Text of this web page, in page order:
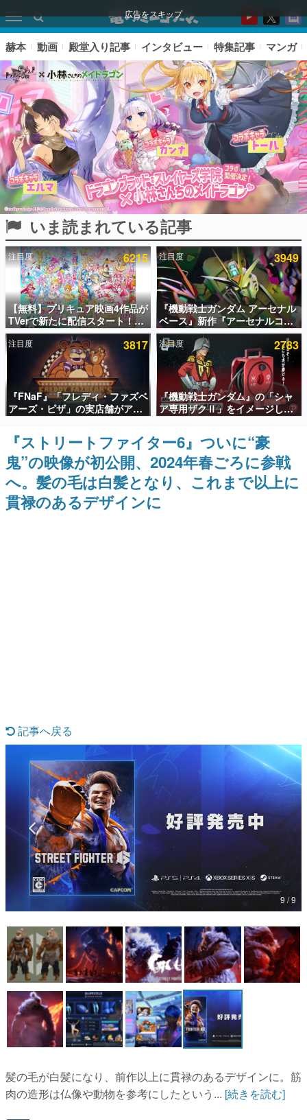
広告をスキップ
ピックアップ
電ファミのいま読まれている記事ランキング
アプリセール情報
インタビュー
連載・特集一覧
殿堂入り記事
SNS拡散数が数千以上！ ページビュー数万以上！ などな
ど。多くの人々に読まれた、電ファミ渾身の“殿堂入り”記
事をまとめました。
ゲームの企画書
名作ゲームクリエイターの方々に製作時のエピソードをお
聞きし、ヒットする企画（ゲーム）とは何か？を探ってい
きます。
赫本
この物語を解いてはいけない。『赫本』は、〈試験問題〉
なんでゲームは面白い？
ゲーム開発者・hamatsu氏がゲームの魅力を画面や操作の
具体的な形から解き明かしていく、硬派で骨太な評論連載
です。
ゲームが変えた日本語
「経験値」「裏技」「ラスボス」… ゲームにまつわる言葉
の起源や用法の変遷を、コンピューター文化史研究家・タ
イニーP氏が徹底調査。
カテゴリ
マンガ
女性向け
アプリレビュー
その他
運営：株式会社マレ
赫本 動画 殿堂入り記事 インタビュー 特集記事 マンガ
いま読まれている記事
注目度 6215
【無料】プリキュア映画4作品が
TVerで新たに配信スタート！な
んと2018年～2024年の映画ほぼ
すべてが見放題に、ぶっちゃけ
ありえないラインナップ
注目度 3949
『機動戦士ガンダム アーセナル
ベース』新作『アーセナルコマ
ンダー』発表！8月28日からオ
ープンベータテスト開催、2027
年2月下旬に稼働予定
注目度 3817
『FNaF』「フレディ・ファズベ
アーズ・ピザ」の実店舗がアメ
リカの商業施設「American
Dream」に2027年オープン！
ScottGamesとの共同開発、食
事だけでなくステージショーや
没入型のホラー体験も楽しめる
注目度 2783
『機動戦士ガンダム』の「シャ
ア専用ザクⅡ」をイメージした
散水ホースリールが予約開始。
本体にはシャアのパーソナルマ
ークやジオン公国軍のエンブレ
ム、型式番号などを配置
『ストリートファイター6』ついに“豪
鬼”の映像が初公開、2024年春ごろに参戦
へ。髪の毛は白髪となり、これまで以上に
貫禄のあるデザインに
記事へ戻る
9 / 9
髪の毛が白髪になり、前作以上に貫禄のあるデザインに。筋
肉の造形は仏像や動物を参考にしたという... [続きを読む]